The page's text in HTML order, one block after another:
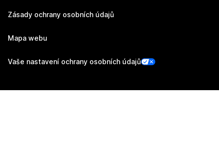
Zásady ochrany osobních údajů
Mapa webu
Vaše nastavení ochrany osobních údajů